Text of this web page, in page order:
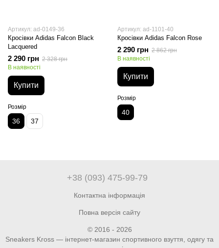
Артикул: ad-0149-36
Кросівки Adidas Falcon Black
Lacquered
2 290 грн 2 328 грн
В наявності
Купити
Розмір
36 37
Артикул: ad-1101-40
Кросівки Adidas Falcon Rose
2 290 грн 2 862 грн
В наявності
Купити
Розмір
40
+38 (093) 475-99-79
Контактна інформація
Повна версія сайту
© 2016 - 2026
Sneakers Kross — інтернет-магазин спортивного взуття, одягу та